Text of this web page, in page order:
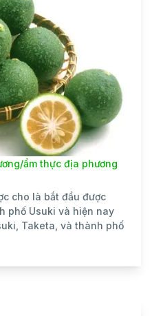
ẩm thực địa phương
cho là bắt đầu được
phố Usuki và hiện nay
Taketa, và thành phố